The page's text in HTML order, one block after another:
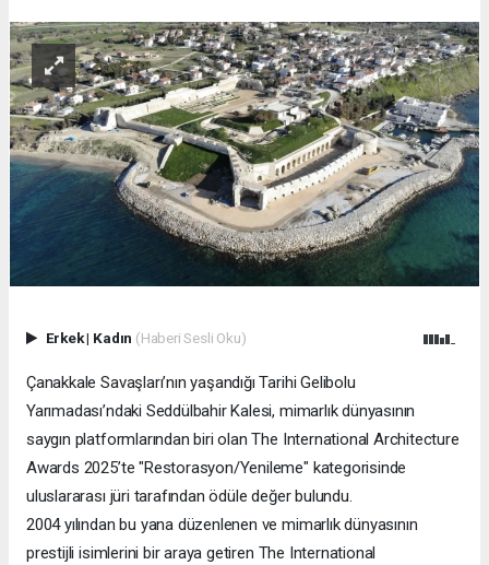
Erkek| Kadın (Haberi Sesli Oku)
Çanakkale Savaşları’nın yaşandığı Tarihi Gelibolu
Yarımadası’ndaki Seddülbahir Kalesi, mimarlık dünyasının
saygın platformlarından biri olan The International Architecture
Awards 2025’te "Restorasyon/Yenileme" kategorisinde
uluslararası jüri tarafından ödüle değer bulundu.
2004 yılından bu yana düzenlenen ve mimarlık dünyasının
prestijli isimlerini bir araya getiren The International